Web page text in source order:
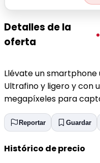
Detalles de la
oferta
Llévate un smartphone
Ultrafino y ligero y con
megapíxeles para
Reportar Guardar
Histórico de precio